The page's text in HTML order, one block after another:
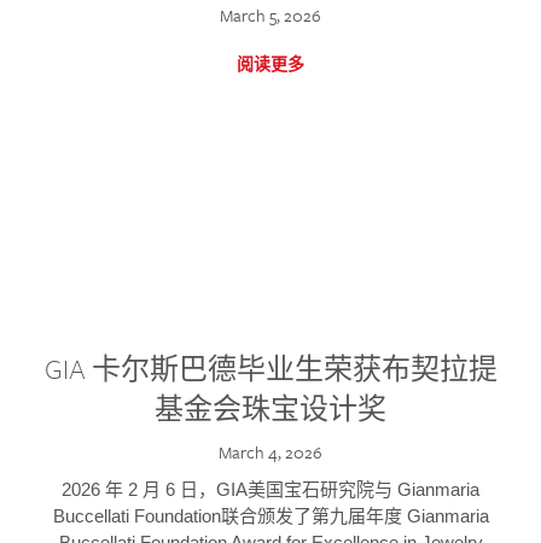
March 5, 2026
阅读更多
GIA 卡尔斯巴德毕业生荣获布契拉提
基金会珠宝设计奖
March 4, 2026
2026 年 2 月 6 日，GIA美国宝石研究院与 Gianmaria
Buccellati Foundation联合颁发了第九届年度 Gianmaria